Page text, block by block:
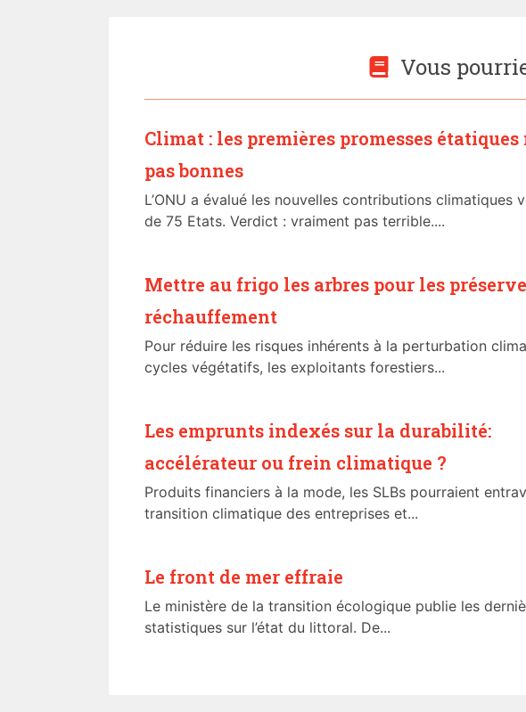
Vous
Climat : les premières promesses étatiques
pas bonnes
L’ONU a évalué les nouvelles contributions climatiques
de 75 Etats. Verdict : vraiment pas terrible....
Mettre au frigo les arbres pour les
réchauffement
Pour réduire les risques inhérents à la perturbation
cycles végétatifs, les exploitants forestiers...
Les emprunts indexés sur la durabilité:
accélérateur ou frein climatique ?
Produits financiers à la mode, les SLBs pourraient
transition climatique des entreprises et...
Le front de mer effraie
Le ministère de la transition écologique publie les
statistiques sur l’état du littoral. De...